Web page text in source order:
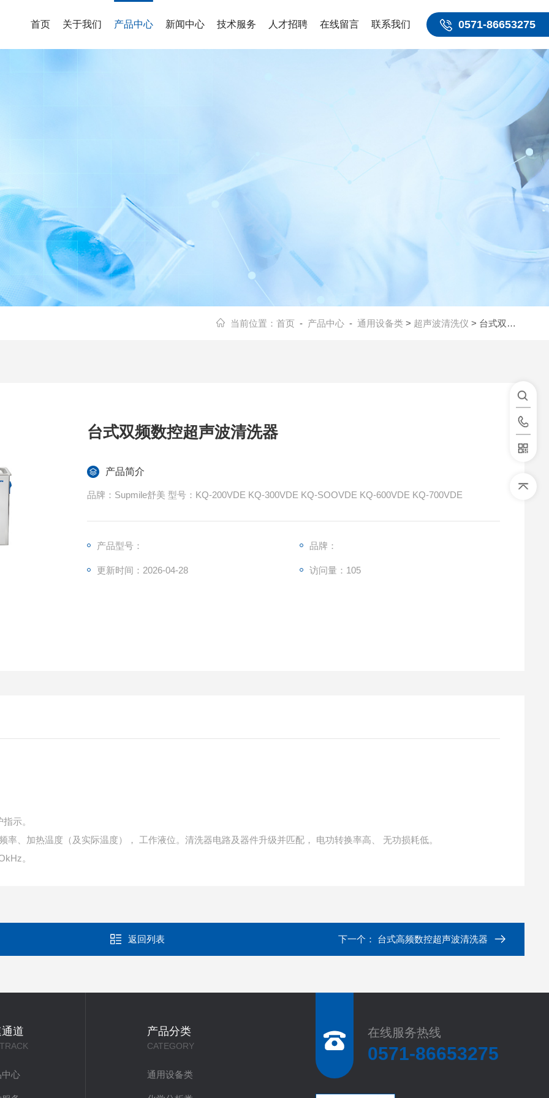
0571-86653275
首页 关于我们 产品中心 新闻中心 技术服务 人才招聘 在线留言 联系我们
当前位置：首页 - 产品中心 -通用设备类 > 超声波清洗仪 > 台式双频数控超声波清洗器
台式双频数控超声波清洗器
产品简介
品牌：Supmile舒美 型号：KQ-200VDE KQ-300VDE KQ-SOOVDE KQ-600VDE KQ-700VDE
产品型号： 品牌：
更新时间：2026-04-28 访问量：105
示。
、加热温度（及实际温度）， 工作液位。清洗器电路及器件升级并匹配， 电功转换率高、 无功损耗低。
。
返回列表 下一个： 台式高频数控超声波清洗器
道
心
产品分类
CATEGORY
通用设备类
在线服务热线
0571-86653275